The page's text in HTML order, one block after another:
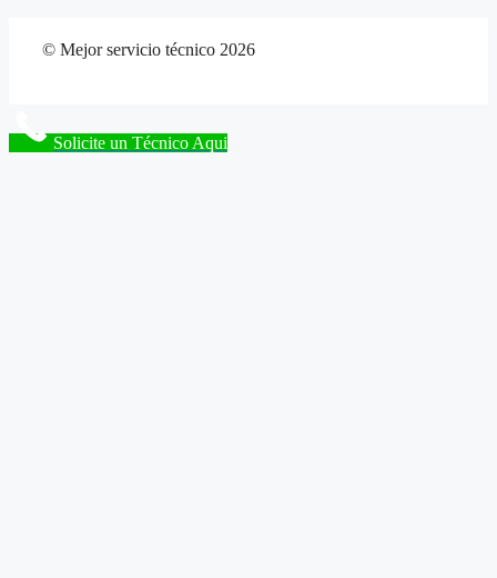
© Mejor servicio técnico 2026
Solicite un Técnico Aqui